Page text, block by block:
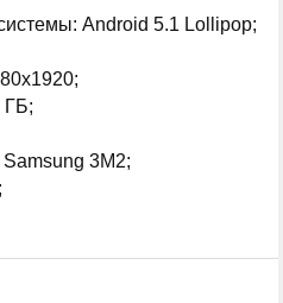
Android 5.1 Lollipop;
ГБ;
3M2;